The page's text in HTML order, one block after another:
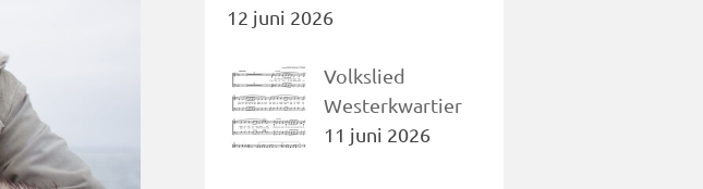
12 juni 2026
Volkslied
Westerkwartier
11 juni 2026